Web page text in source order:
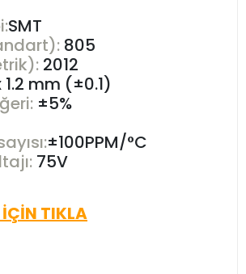
SMT
805
2012
1.2 mm (±0.1)
±5%
±100PPM/°C
75V
İÇİN TIKLA